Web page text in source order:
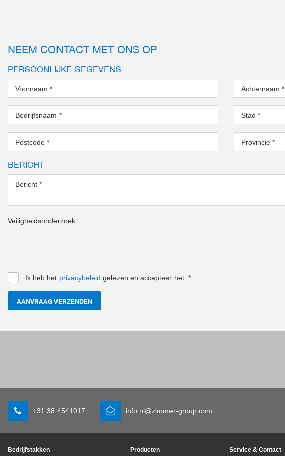
NEEM CONTACT MET ONS OP
PERSOONLIJKE GEGEVENS
Voornaam * Achternaam *
Bedrijfsnaam * Stad *
Postcode * Provincie *
BERICHT
Bericht *
Veiligheidsonderzoek
Ik heb het privacybeleid gelezen en accepteer het. *
AANVRAAG VERZENDEN
+31 38 4541017 info.nl@zimmer-group.com
Bedrijfstakken Producten Service & Contact